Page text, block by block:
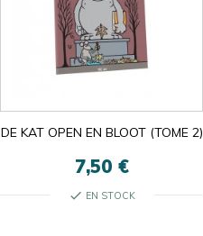
DE KAT OPEN EN BLOOT (TOME 2)
7,50 €
check EN STOCK